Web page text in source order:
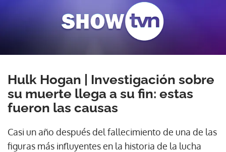
Hulk Hogan | Investigación sobre
su muerte llega a su fin: estas
fueron las causas
Casi un año después del fallecimiento de una de las
figuras más influyentes en la historia de la lucha